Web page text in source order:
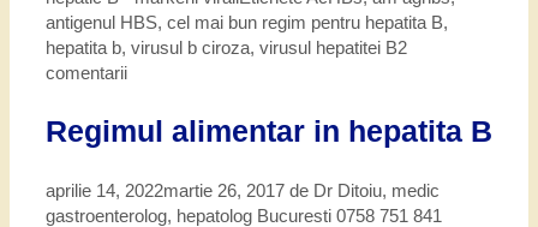
antigenul HBS, cel mai bun regim pentru hepatita B,
hepatita b, virusul b ciroza, virusul hepatitei B2
comentarii
Regimul alimentar in hepatita B
aprilie 14, 2022martie 26, 2017 de Dr Ditoiu, medic
gastroenterolog, hepatolog Bucuresti 0758 751 841